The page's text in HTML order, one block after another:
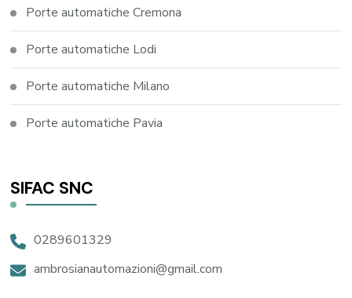
Porte automatiche Cremona
Porte automatiche Lodi
Porte automatiche Milano
Porte automatiche Pavia
SIFAC SNC
0289601329
ambrosianautomazioni@gmail.com